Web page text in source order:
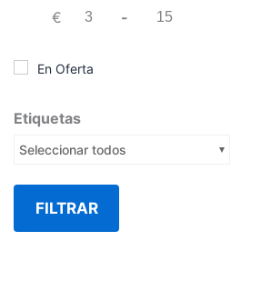
€ Minimum Price
-Maximum Price
En Oferta
Etiquetas
Seleccionar todos
FILTRAR